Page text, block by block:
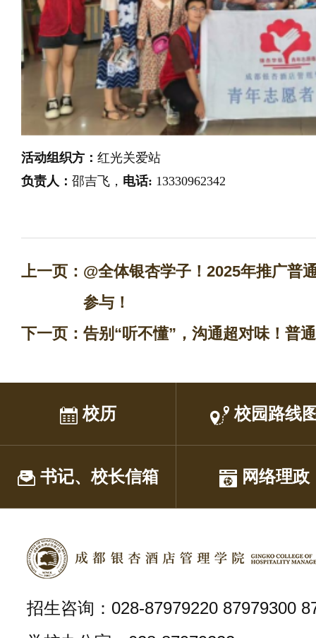
活动组织方： 红光关爱站
负责人： 邵吉飞， 电话: 13330962342
上一页： @全体银杏学子！2025年推广普
参与！
下一页： 告别“听不懂”，沟通超对味！普
校历 校园路线
书记、校长信箱 网络理政
招生咨询：028-87979220 87979300